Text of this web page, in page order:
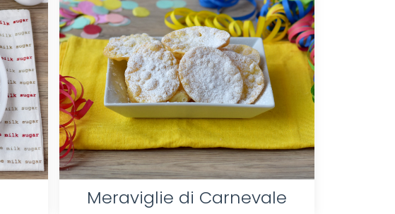
Meraviglie di Carnevale